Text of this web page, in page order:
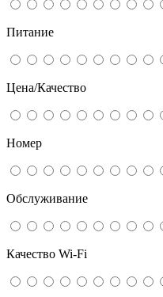
Питание
Цена/Качество
Номер
Обслуживание
Качество Wi-Fi